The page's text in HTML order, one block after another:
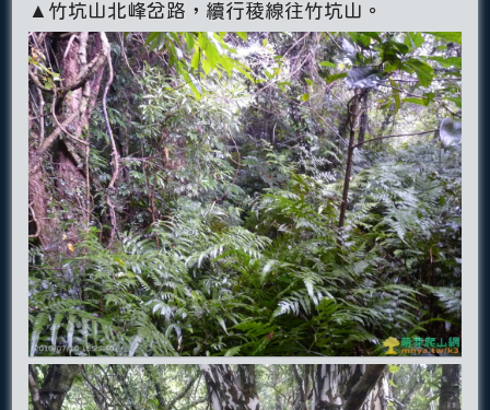
▲竹坑山北峰岔路，續行稜線往竹坑山。